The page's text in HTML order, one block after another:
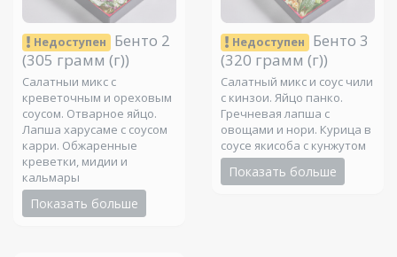
Недоступен
Бенто 2
(305 грамм (г))
Салатныи микс с
креветочным и ореховым
соусом. Отварное яйцо.
Лапша харусаме с соусом
карри. Обжаренные
креветки, мидии и
кальмары
Показать больше
Недоступен
Бенто 3
(320 грамм (г))
Салатный микс и соус чили
с кинзои. Яйцо панко.
Гречневая лапша с
овощами и нори. Курица в
соусе якисоба с кунжутом
Показать больше